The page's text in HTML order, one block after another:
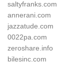
saltyfranks.com
annerani.com
jazzatude.com
0022pa.com
zeroshare.info
bilesinc.com